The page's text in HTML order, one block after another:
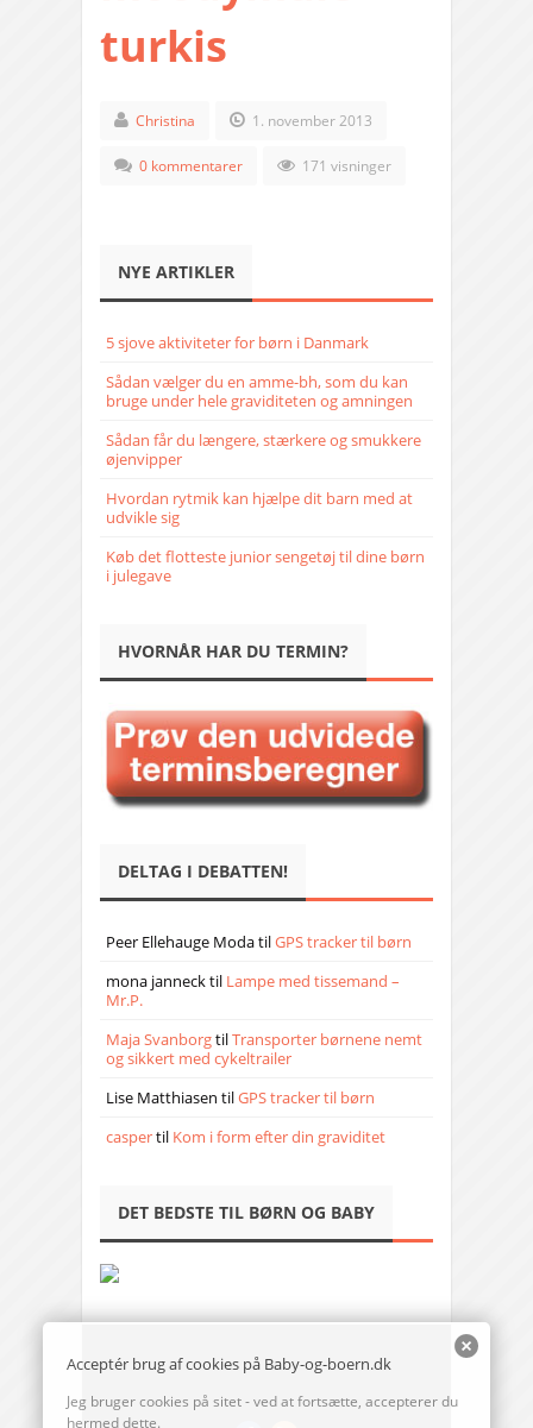
turkis
Christina 1. november 2013
0 kommentarer 171 visninger
NYE ARTIKLER
5 sjove aktiviteter for børn i Danmark
Sådan vælger du en amme-bh, som du kan
bruge under hele graviditeten og amningen
Sådan får du længere, stærkere og smukkere
øjenvipper
Hvordan rytmik kan hjælpe dit barn med at
udvikle sig
Køb det flotteste junior sengetøj til dine børn
i julegave
HVORNÅR HAR DU TERMIN?
DELTAG I DEBATTEN!
Peer Ellehauge ModatilGPS tracker til børn
mona jannecktil Lampe med tissemand –
Mr.P.
Maja SvanborgtilTransporter børnene nemt
og sikkert med cykeltrailer
Lise Matthiasen tilGPS tracker til børn
caspertil Kom i form efter din graviditet
DET BEDSTE TIL BØRN OG BABY
Acceptér brug af cookies på Baby-og-boern.dk
Jeg bruger cookies på sitet - ved at fortsætte, accepterer du
hermed dette.